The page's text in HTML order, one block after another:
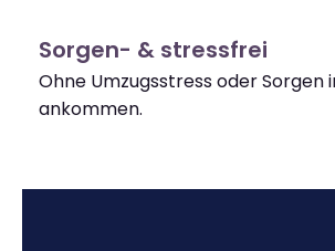
Sorgen- & stressfrei
Ohne Umzugsstress oder Sorgen
ankommen.